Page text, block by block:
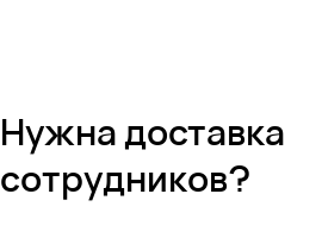
Нужна доставка
сотрудников?